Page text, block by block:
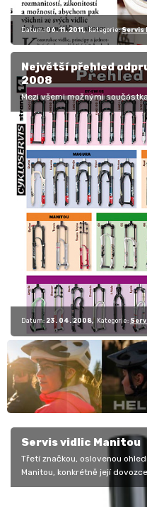
Datum: 06. 11. 2011 Kategorie: Servis
Největší přehled
2008
Mezi všemi možnými
rozhodně mezi ty, které
zajímá.…
Datum: 23. 04. 2008 Kategorie:
Servis vidlic Manitou
Třetí značkou, oslovenou
Manitou, konkrétně její
jsou…